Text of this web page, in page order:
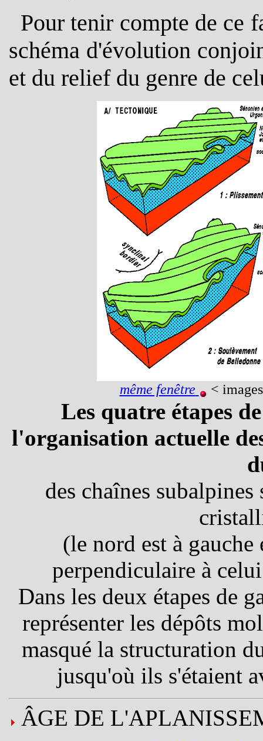
Pour tenir compte de ce
schéma d'évolution
et du relief du genre de
même fenêtre <
Les quatre étapes
l'organisation actuelle
des chaînes
(le nord est à
perpendiculaire à
Dans les deux étapes de
représenter les dépôts
masqué la structuration
jusqu'où ils s'étaient
ÂGE DE